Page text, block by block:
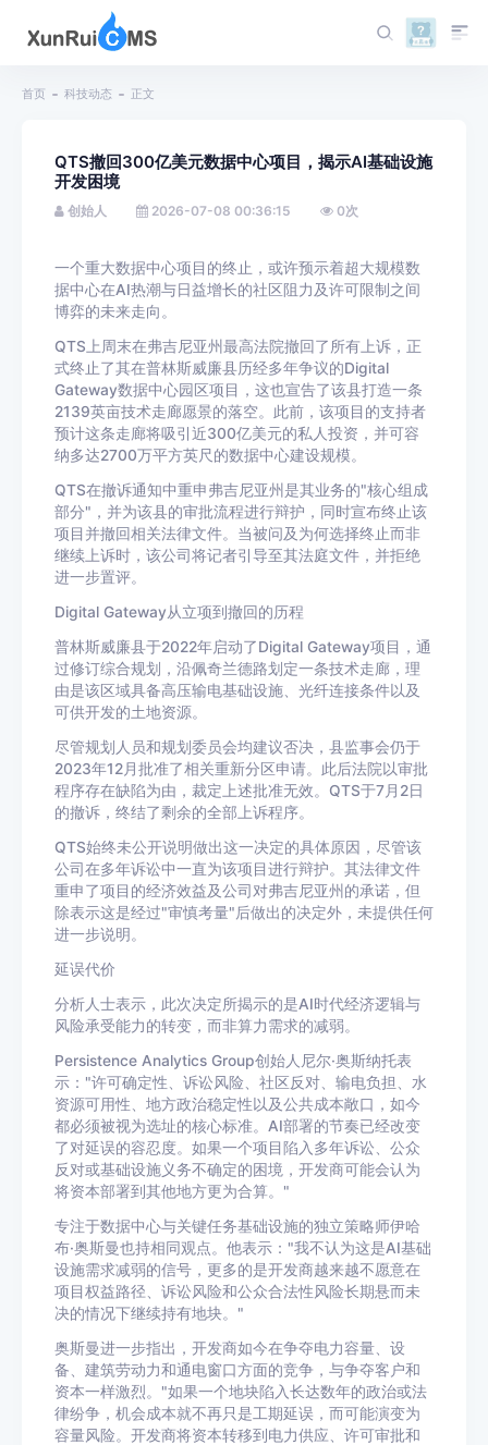
首页 科技动态 正文
QTS撤回300亿美元数据中心项目，揭示AI基础设施
开发困境
创始人 2026-07-08 00:36:15 0次
一个重大数据中心项目的终止，或许预示着超大规模数
据中心在AI热潮与日益增长的社区阻力及许可限制之间
博弈的未来走向。
QTS上周末在弗吉尼亚州最高法院撤回了所有上诉，正
式终止了其在普林斯威廉县历经多年争议的Digital
Gateway数据中心园区项目，这也宣告了该县打造一条
2139英亩技术走廊愿景的落空。此前，该项目的支持者
预计这条走廊将吸引近300亿美元的私人投资，并可容
纳多达2700万平方英尺的数据中心建设规模。
QTS在撤诉通知中重申弗吉尼亚州是其业务的"核心组成
部分"，并为该县的审批流程进行辩护，同时宣布终止该
项目并撤回相关法律文件。当被问及为何选择终止而非
继续上诉时，该公司将记者引导至其法庭文件，并拒绝
进一步置评。
Digital Gateway从立项到撤回的历程
普林斯威廉县于2022年启动了Digital Gateway项目，通
过修订综合规划，沿佩奇兰德路划定一条技术走廊，理
由是该区域具备高压输电基础设施、光纤连接条件以及
可供开发的土地资源。
尽管规划人员和规划委员会均建议否决，县监事会仍于
2023年12月批准了相关重新分区申请。此后法院以审批
程序存在缺陷为由，裁定上述批准无效。QTS于7月2日
的撤诉，终结了剩余的全部上诉程序。
QTS始终未公开说明做出这一决定的具体原因，尽管该
公司在多年诉讼中一直为该项目进行辩护。其法律文件
重申了项目的经济效益及公司对弗吉尼亚州的承诺，但
除表示这是经过"审慎考量"后做出的决定外，未提供任何
进一步说明。
延误代价
分析人士表示，此次决定所揭示的是AI时代经济逻辑与
风险承受能力的转变，而非算力需求的减弱。
Persistence Analytics Group创始人尼尔·奥斯纳托表
示："许可确定性、诉讼风险、社区反对、输电负担、水
资源可用性、地方政治稳定性以及公共成本敞口，如今
都必须被视为选址的核心标准。AI部署的节奏已经改变
了对延误的容忍度。如果一个项目陷入多年诉讼、公众
反对或基础设施义务不确定的困境，开发商可能会认为
将资本部署到其他地方更为合算。"
专注于数据中心与关键任务基础设施的独立策略师伊哈
布·奥斯曼也持相同观点。他表示："我不认为这是AI基础
设施需求减弱的信号，更多的是开发商越来越不愿意在
项目权益路径、诉讼风险和公众合法性风险长期悬而未
决的情况下继续持有地块。"
奥斯曼进一步指出，开发商如今在争夺电力容量、设
备、建筑劳动力和通电窗口方面的竞争，与争夺客户和
资本一样激烈。"如果一个地块陷入长达数年的政治或法
律纷争，机会成本就不再只是工期延误，而可能演变为
容量风险。开发商将资本转移到电力供应、许可审批和